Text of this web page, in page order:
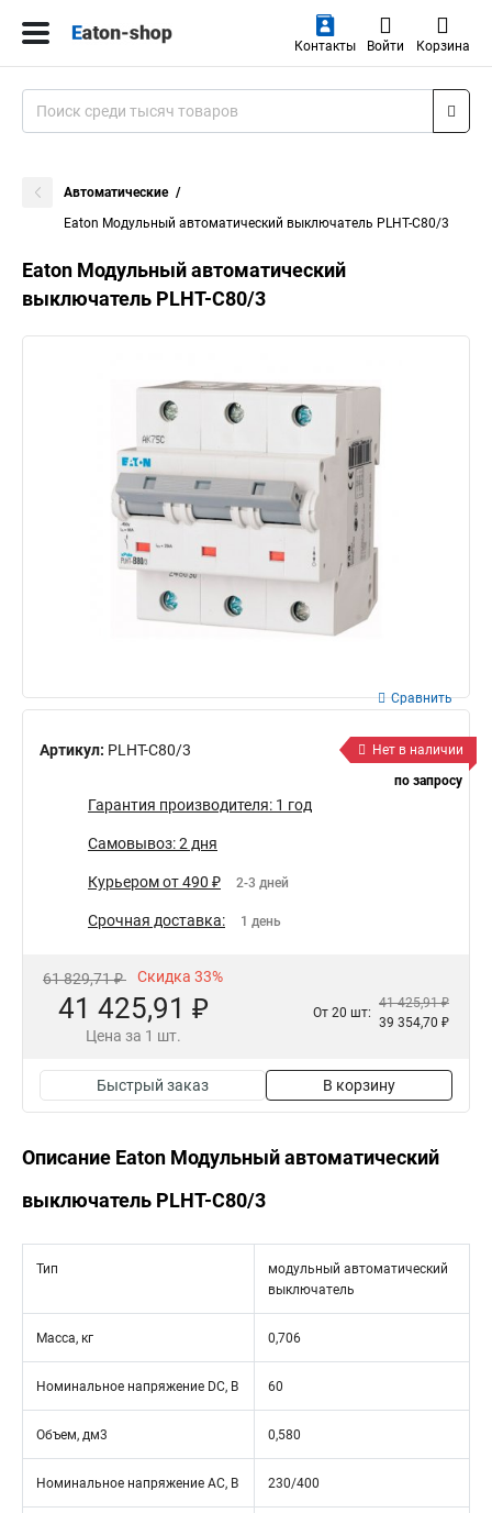
Контакты Войти Корзина
Автоматические
Eaton Модульный автоматический выключатель PLHT-C80/3
Eaton Модульный автоматический
выключатель PLHT-C80/3
Артикул: PLHT-C80/3
Сравнить
Нет в наличии
по запросу
Гарантия производителя: 1 год
Самовывоз: 2 дня
Курьером от 490 ₽ 2-3 дней
Срочная доставка: 1 день
61 829,71 ₽ Скидка 33%
41 425,91 ₽
Цена за 1 шт.
От 20 шт:
41 425,91 ₽
39 354,70 ₽
Быстрый заказ В корзину
Описание Eaton Модульный автоматический
выключатель PLHT-C80/3
Тип
модульный автоматический
выключатель
Масса, кг 0,706
Номинальное напряжение DC, В 60
Объем, дм3 0,580
Номинальное напряжение АС, В 230/400